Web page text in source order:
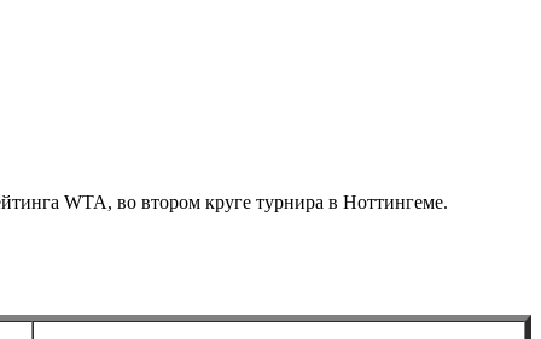
WTA, во втором круге турнира в Ноттингеме .